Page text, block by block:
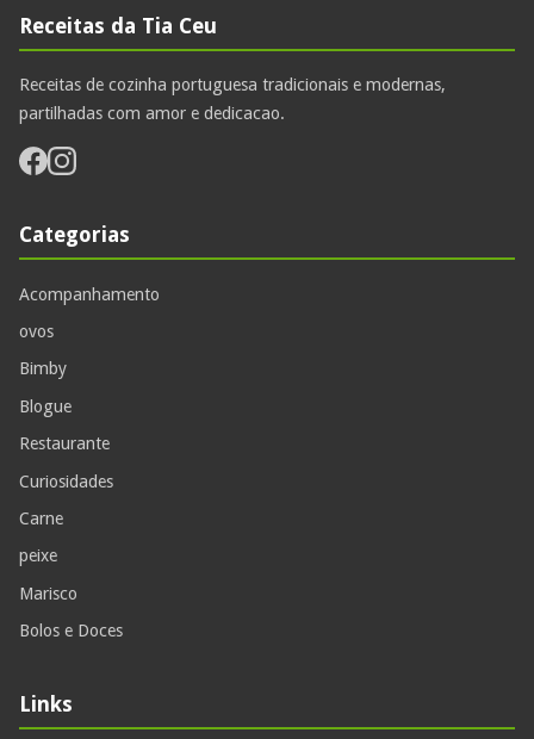
Receitas da Tia Ceu
Receitas de cozinha portuguesa tradicionais e modernas,
partilhadas com amor e dedicacao.
Categorias
Acompanhamento
ovos
Bimby
Blogue
Restaurante
Curiosidades
Carne
peixe
Marisco
Bolos e Doces
Links